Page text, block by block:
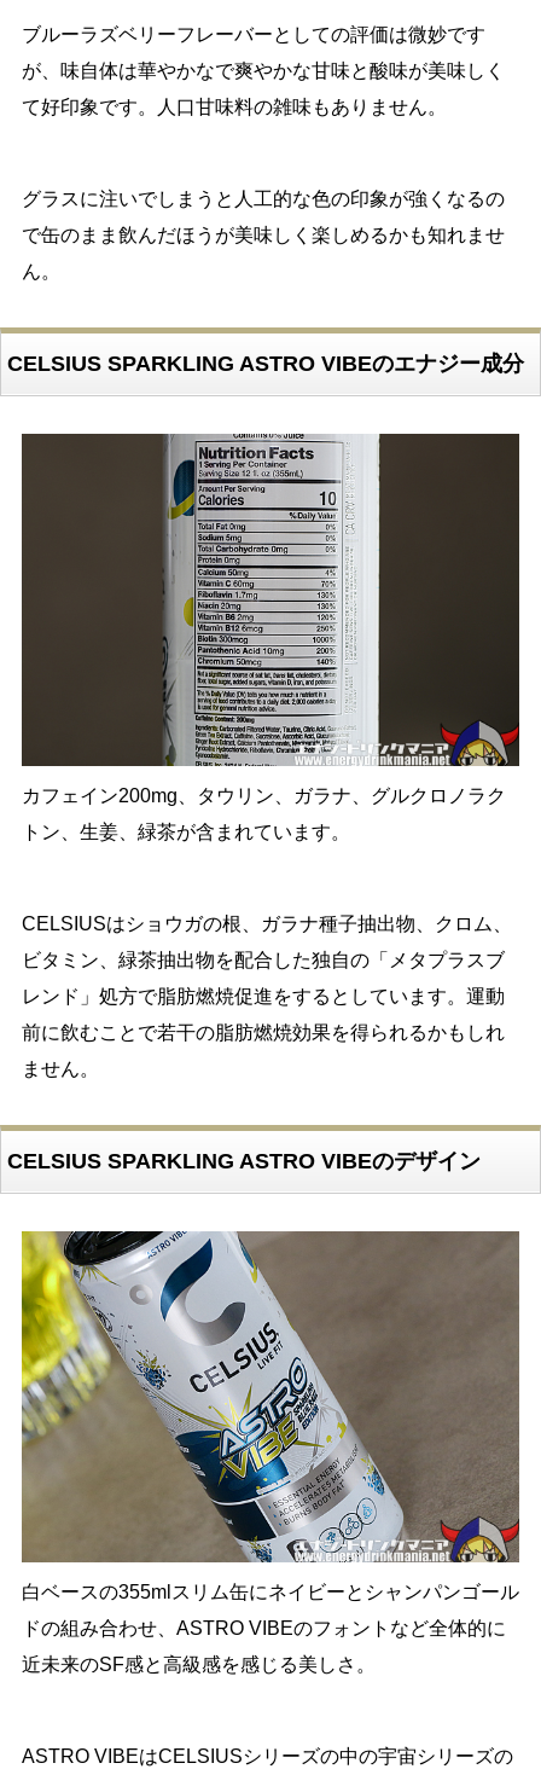
ブルーラズベリーフレーバーとしての評価は微妙です
が、味自体は華やかなで爽やかな甘味と酸味が美味しく
て好印象です。人口甘味料の雑味もありません。
グラスに注いでしまうと人工的な色の印象が強くなるの
で缶のまま飲んだほうが美味しく楽しめるかも知れませ
ん。
CELSIUS SPARKLING ASTRO VIBEのエナジー成分
カフェイン200mg、タウリン、ガラナ、グルクロノラク
トン、生姜、緑茶が含まれています。
CELSIUSはショウガの根、ガラナ種子抽出物、クロム、
ビタミン、緑茶抽出物を配合した独自の「メタプラスブ
レンド」処方で脂肪燃焼促進をするとしています。運動
前に飲むことで若干の脂肪燃焼効果を得られるかもしれ
ません。
CELSIUS SPARKLING ASTRO VIBEのデザイン
白ベースの355mlスリム缶にネイビーとシャンパンゴール
ドの組み合わせ、ASTRO VIBEのフォントなど全体的に
近未来のSF感と高級感を感じる美しさ。
ASTRO VIBEはCELSIUSシリーズの中の宇宙シリーズの